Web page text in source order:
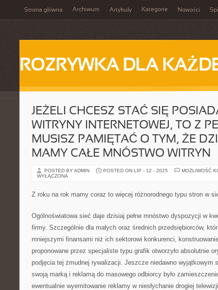
Strona główna Archiwum Artykuły Kategorie Nowości
ROZRYWKA DLA
JEŻELI CHCESZ STAĆ SIĘ
WITRYNY INTERNETOWEJ, TO Z
MUSISZ PAMIĘTAĆ O TYM, ŻE
MAMY CAŁE MNÓSTWO WITRYN
POSTED BY ADMIN POSTED ON LIP - 12 - 2025
MOŻLIWOŚĆ
WYŁĄCZONA
Z roku na rok mamy coraz to więcej różnorodnego typu stron w
Ogólnoświatowa sieć daje dzisiaj pełne mnóstwo dyspozycji w
firmy. Szczególnie dla małych oraz średnich przedsiębiorców,
mniejszymi finansami niż ich sektorowi konkurenci,
proponowane przez specjaliste typu grafik otworzyło absolutnie
podjęcia tej żmudnej rywalizacji. Jeszcze niedawno wyjątkowym
swoją marką i reklamą do masowego odbiorcy było
ewentualnie wyemitowanie reklamy w niesłychanie drogiej